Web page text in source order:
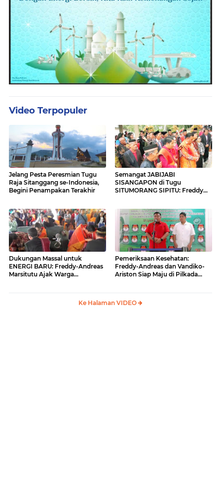
Video Terpopuler
Jelang Pesta Peresmian Tugu
Raja Sitanggang se-Indonesia,
Begini Penampakan Terakhir
Semangat JABIJABI
SISANGAPON di Tugu
SITUMORANG SIPITU: Freddy
Dukungan Massal untuk
ENERGI BARU: Freddy-Andreas
Marsitutu Ajak Warga
Pemeriksaan Kesehatan:
Freddy-Andreas dan Vandiko-
Ariston Siap Maju di Pilkada
Ke Halaman VIDEO